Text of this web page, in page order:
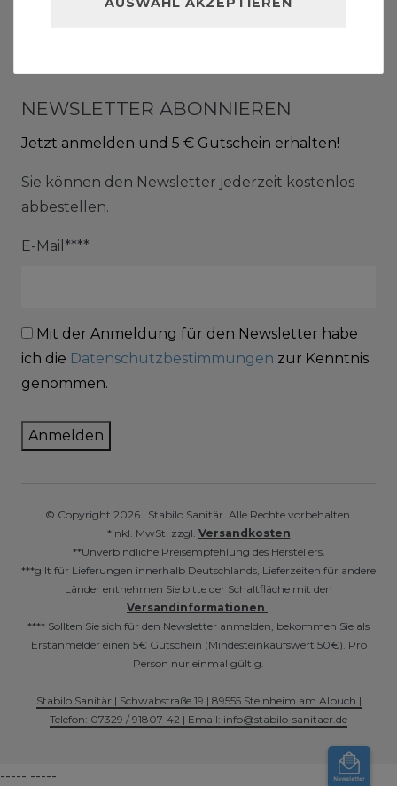
NEWSLETTER ABONNIEREN
Jetzt anmelden und 5 € Gutschein erhalten!
Sie können den Newsletter jederzeit kostenlos
abbestellen.
E-Mail****
Mit der Anmeldung für den Newsletter habe
ich die Datenschutzbestimmungen zur Kenntnis
genommen.
Anmelden
© Copyright 2026 | Stabilo Sanitär. Alle Rechte vorbehalten.
*inkl. MwSt. zzgl. Versandkosten
**Unverbindliche Preisempfehlung des Herstellers.
***gilt für Lieferungen innerhalb Deutschlands, Lieferzeiten für andere
Länder entnehmen Sie bitte der Schaltfläche mit den
Versandinformationen
**** Sollten Sie sich für den Newsletter anmelden, bekommen Sie als
Erstanmelder einen 5€ Gutschein (Mindesteinkaufswert 50€). Pro
Person nur einmal gültig.
Stabilo Sanitär | Schwabstraße 19 | 89555 Steinheim am Albuch |
Telefon: 07329 / 91807-42 | Email: info@stabilo-sanitaer.de
----- -----